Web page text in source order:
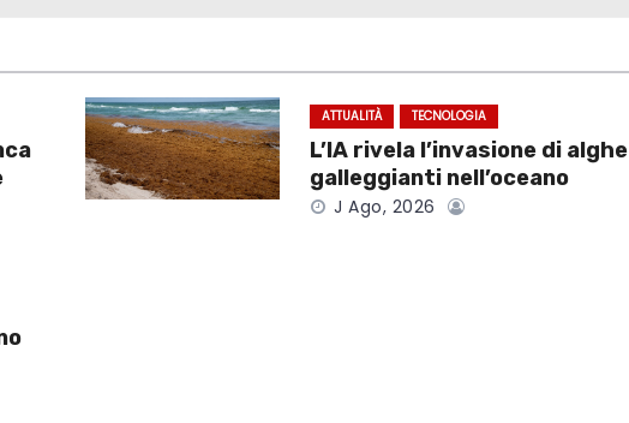
ATTUALITÀ TECNOLOGIA
L’IA rivela l’invasione di alghe
galleggianti nell’oceano
J Ago, 2026